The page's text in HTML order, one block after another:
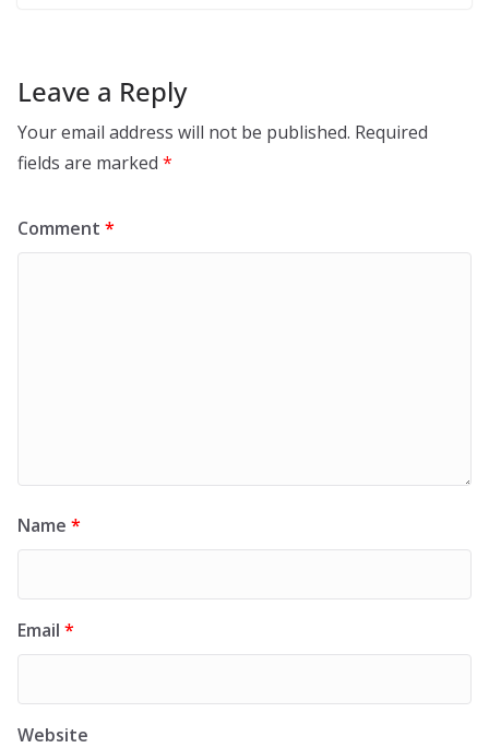
Leave a Reply
Your email address will not be published. Required
fields are marked *
Comment *
Name *
Email *
Website